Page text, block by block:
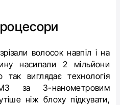
волосок навпіл і на
насипали 2 мільйони
так виглядає технологія
за 3-нанометровим
ніж блоху підкувати,